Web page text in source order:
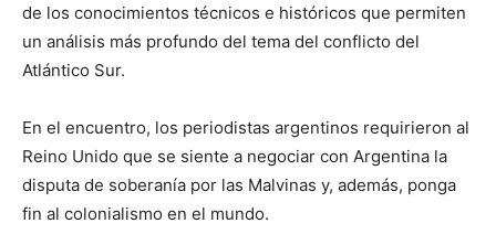
de los conocimientos técnicos e históricos que permiten
un análisis más profundo del tema del conflicto del
Atlántico Sur.
En el encuentro, los periodistas argentinos requirieron al
Reino Unido que se siente a negociar con Argentina la
disputa de soberanía por las Malvinas y, además, ponga
fin al colonialismo en el mundo.